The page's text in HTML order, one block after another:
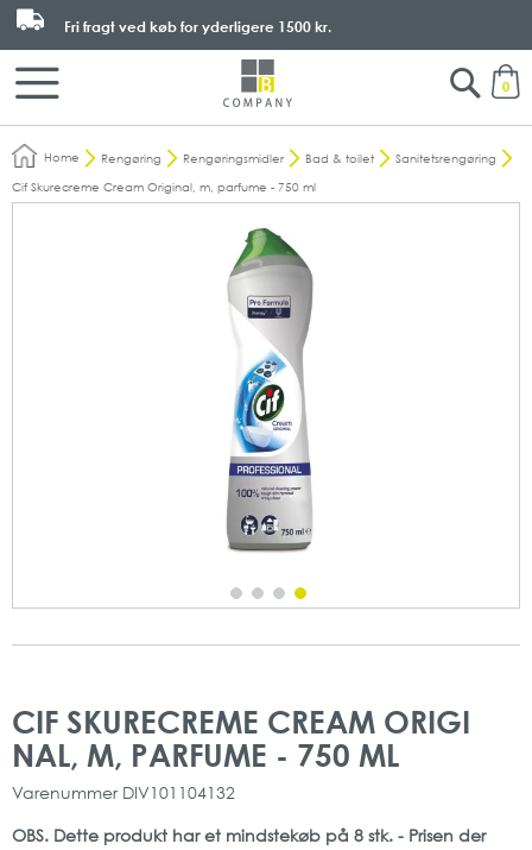
0
Fri fragt ved køb for yderligere 1500 kr.
Search
Home Rengøring Rengøringsmidler Bad & toilet
Sanitetsrengøring
Cif Skurecreme Cream Original, m, parfume - 750 ml
CIF SKURECREME CREAM ORIGI
NAL, M, PARFUME - 750 ML
Varenummer DIV101104132
OBS. Dette produkt har et mindstekøb på 8 stk. - Prisen der
slutningen
af
billedgalleriet
starten
af
billedgalleriet